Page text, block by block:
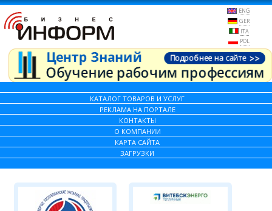
ENG
GER
ITA
POL
КАТАЛОГ ТОВАРОВ И УСЛУГ
РЕКЛАМА НА ПОРТАЛЕ
КОНТАКТЫ
О КОМПАНИИ
КАРТА САЙТА
ЗАГРУЗКИ